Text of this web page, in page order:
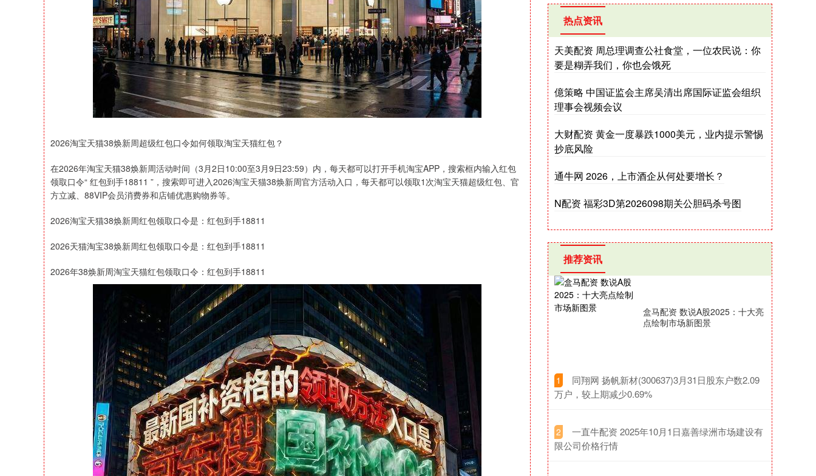
2026淘宝天猫38焕新周超级红包口令如何领取淘宝天猫红包？
在2026年淘宝天猫38焕新周活动时间（3月2日10:00至3月9日23:59）内，每天都可以打开手机淘宝APP，搜索框内输入红包
领取口令“ 红包到手18811 ”，搜索即可进入2026淘宝天猫38焕新周官方活动入口，每天都可以领取1次淘宝天猫超级红包、官
方立减、88VIP会员消费券和店铺优惠购物券等。
2026淘宝天猫38焕新周红包领取口令是：红包到手18811
2026天猫淘宝38焕新周红包领取口令是：红包到手18811
2026年38焕新周淘宝天猫红包领取口令：红包到手18811
热点资讯
天美配资 周总理调查公社食堂，一位农民说：你
要是糊弄我们，你也会饿死
億策略 中国证监会主席吴清出席国际证监会组织
理事会视频会议
大财配资 黄金一度暴跌1000美元，业内提示警惕
抄底风险
通牛网 2026，上市酒企从何处要增长？
N配资 福彩3D第2026098期关公胆码杀号图
推荐资讯
盒马配资 数说A股2025：十大亮
点绘制市场新图景
1
​同翔网 扬帆新材(300637)3月31日股东户数2.09
万户，较上期减少0.69%
2
​一直牛配资 2025年10月1日嘉善绿洲市场建设有
限公司价格行情